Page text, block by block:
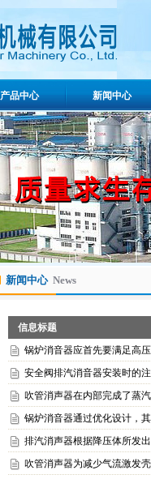
产品中心 新闻中心
新闻中心 News
信息标题
锅炉消音器应首先要满足高
安全阀排汽消音器安装时的
吹管消声器在内部完成了蒸
锅炉消音器通过优化设计，
排汽消声器根据降压体所发
吹管消声器为减少气流激发